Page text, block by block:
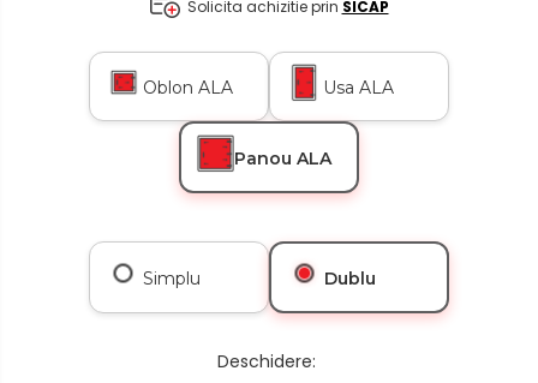
Solicita achizitie prin SICAP
Oblon ALA Usa ALA
Panou ALA
Simplu Dublu
Deschidere: